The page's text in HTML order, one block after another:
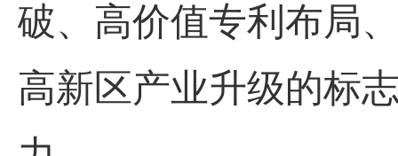
破、高价值专利布局
高新区产业升级的标